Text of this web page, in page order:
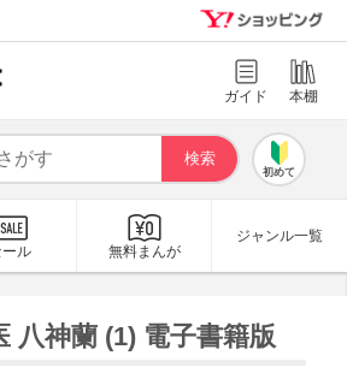
ガイド 本棚
初めて
ル 無料まんが
ジャンル一覧
八神蘭 (1) 電子書籍版